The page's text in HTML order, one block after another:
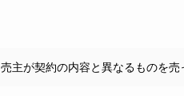
主が契約の内容と異なるものを